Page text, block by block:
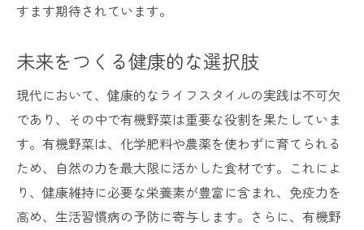
すます期待されています。
未来をつくる健康的な選択肢
現代において、健康的なライフスタイルの実践は不可欠
であり、その中で有機野菜は重要な役割を果たしていま
す。有機野菜は、化学肥料や農薬を使わずに育てられる
ため、自然の力を最大限に活かした食材です。これによ
り、健康維持に必要な栄養素が豊富に含まれ、免疫力を
高め、生活習慣病の予防に寄与します。さらに、有機野